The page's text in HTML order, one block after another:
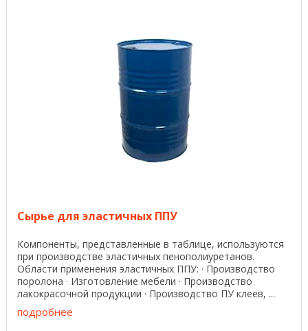
Сырье для эластичных ППУ
Компоненты, представленные в таблице, используются
при производстве эластичных пенополиуретанов.
Области применения эластичных ППУ: · Производство
поролона · Изготовление мебели · Производство
лакокрасочной продукции · Производство ПУ клеев, ...
подробнее